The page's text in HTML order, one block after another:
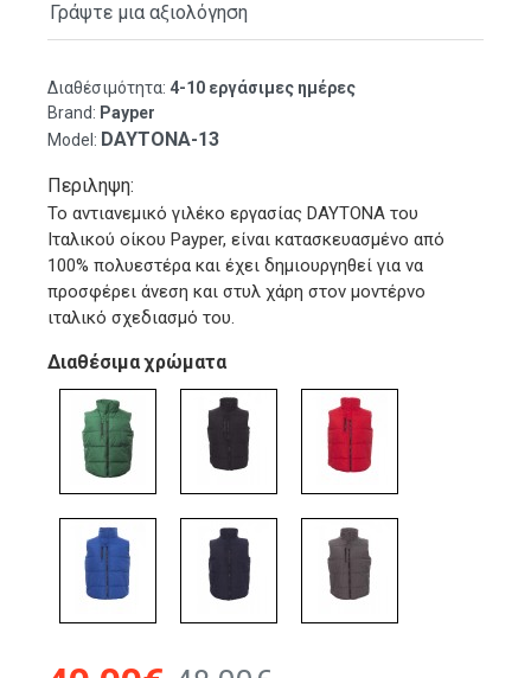
Διαθέσιμότητα: 4-10 εργάσιμες ημέρες
Brand: Payper
Model: DAYTONA-13
Γράψτε μια αξιολόγηση
Περιληψη:
Το αντιανεμικό γιλέκο εργασίας DAYTONA του
Ιταλικού οίκου Payper, είναι κατασκευασμένο από
100% πολυεστέρα και έχει δημιουργηθεί για να
προσφέρει άνεση και στυλ χάρη στον μοντέρνο
ιταλικό σχεδιασμό του.
Διαθέσιμα χρώματα